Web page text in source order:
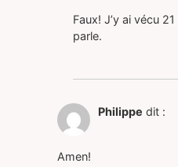
Faux! J’y ai vécu
parle.
Philippe dit :
Amen!